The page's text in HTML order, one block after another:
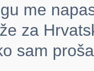
me
za
sam